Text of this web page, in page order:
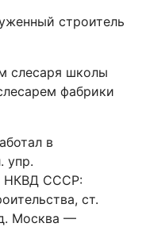
строитель
слесаря школы
фабрики
в
упр.
НКВД СССР:
ст.
Москва —